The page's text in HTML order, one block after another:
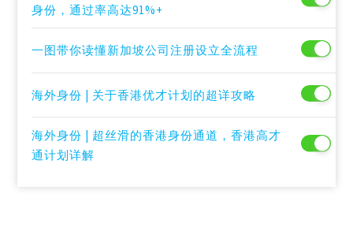
身份，通过率高达91%+
一图带你读懂新加坡公司注册设立全流程
海外身份 | 关于香港优才计划的超详攻略
海外身份 | 超丝滑的香港身份通道，香港高才
通计划详解